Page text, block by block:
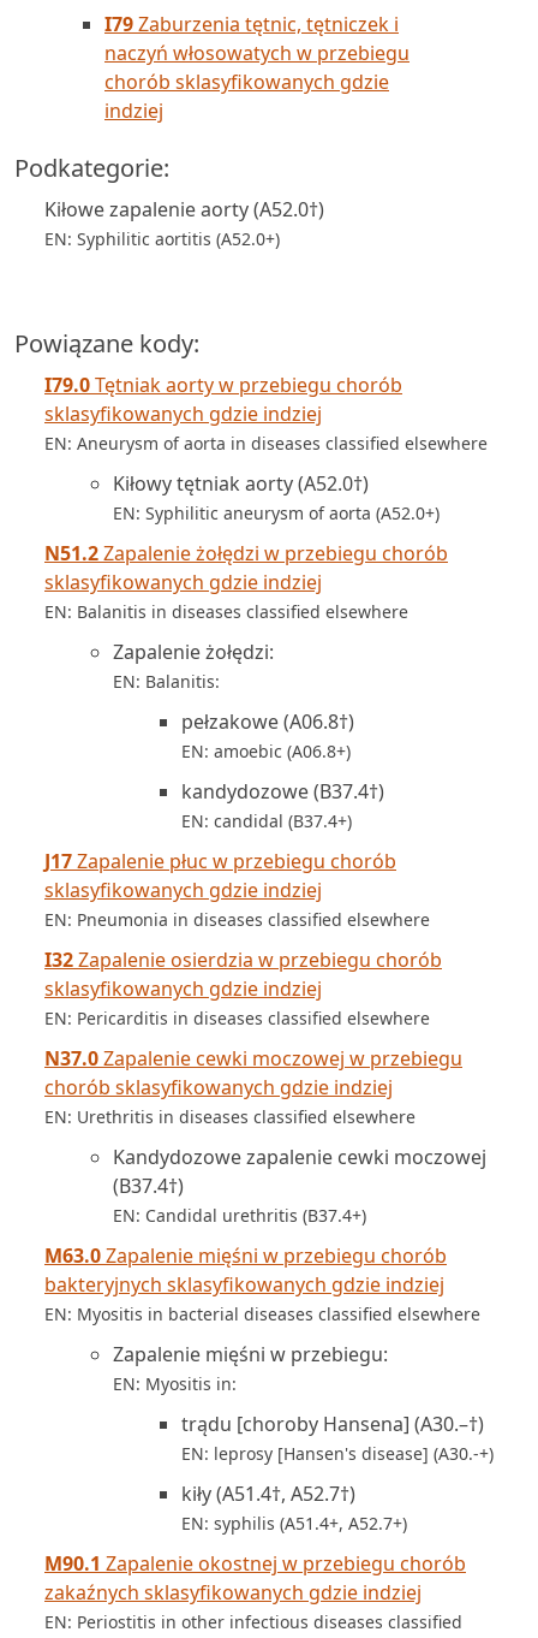
I79Zaburzenia tętnic, tętniczek i
naczyń włosowatych w przebiegu
chorób sklasyfikowanych gdzie
indziej
Podkategorie:
Kiłowe zapalenie aorty (A52.0†)
EN: Syphilitic aortitis (A52.0+)
Powiązane kody:
I79.0Tętniak aorty w przebiegu chorób
sklasyfikowanych gdzie indziej
EN: Aneurysm of aorta in diseases classified elsewhere
Kiłowy tętniak aorty (A52.0†)
EN: Syphilitic aneurysm of aorta (A52.0+)
N51.2Zapalenie żołędzi w przebiegu chorób
sklasyfikowanych gdzie indziej
EN: Balanitis in diseases classified elsewhere
Zapalenie żołędzi:
EN: Balanitis:
pełzakowe (A06.8†)
EN: amoebic (A06.8+)
kandydozowe (B37.4†)
EN: candidal (B37.4+)
J17Zapalenie płuc w przebiegu chorób
sklasyfikowanych gdzie indziej
EN: Pneumonia in diseases classified elsewhere
I32Zapalenie osierdzia w przebiegu chorób
sklasyfikowanych gdzie indziej
EN: Pericarditis in diseases classified elsewhere
N37.0Zapalenie cewki moczowej w przebiegu
chorób sklasyfikowanych gdzie indziej
EN: Urethritis in diseases classified elsewhere
Kandydozowe zapalenie cewki moczowej
(B37.4†)
EN: Candidal urethritis (B37.4+)
M63.0Zapalenie mięśni w przebiegu chorób
bakteryjnych sklasyfikowanych gdzie indziej
EN: Myositis in bacterial diseases classified elsewhere
Zapalenie mięśni w przebiegu:
EN: Myositis in:
trądu [choroby Hansena] (A30.–†)
EN: leprosy [Hansen's disease] (A30.-+)
kiły (A51.4†, A52.7†)
EN: syphilis (A51.4+, A52.7+)
M90.1 Zapalenie okostnej w przebiegu chorób
zakaźnych sklasyfikowanych gdzie indziej
EN: Periostitis in other infectious diseases classified